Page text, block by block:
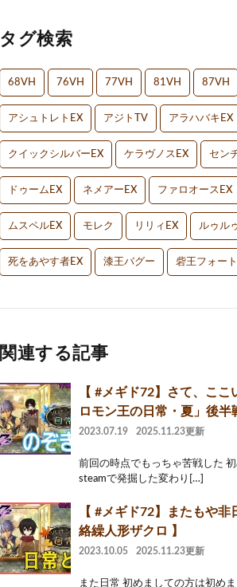
タグ検索
68VH 76VH 77VH 81VH 87VH
アシュトレトEX アジトTV アラハバキEX
クイックシルバーEX ケラヴノスEX セン
ドゥームEX ネメアーEX ファロオースEX
ムスペルEX モレク リリィEX ルゥル
死をあやす者EX 漆王バグー 砦王フォー
関連する記事
【 #メギド72】さて、こ
ロモン王の日常・夏」後半
2023.07.19 2025.11.23更新
前回の時点でもっちゃ苦戦した
steamで発掘した変わり[…]
【 #メギド72】またもや
絡繰人形ザクロ 】
2023.10.05 2025.11.23更新
また日常 初めましての方は初め